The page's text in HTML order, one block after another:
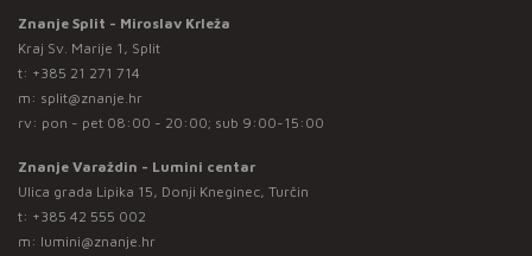
Znanje Split - Miroslav Krleža
Kraj Sv. Marije 1, Split
t: +385 21 271 714
m: split@znanje.hr
rv: pon - pet 08:00 - 20:00; sub 9:00-15:00
Znanje Varaždin - Lumini centar
Ulica grada Lipika 15, Donji Kneginec, Turčin
t: +385 42 555 002
m: lumini@znanje.hr